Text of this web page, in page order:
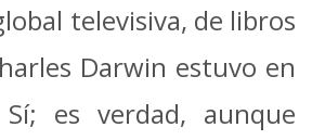
televisiva, de libros
Darwin estuvo en
es verdad, aunque